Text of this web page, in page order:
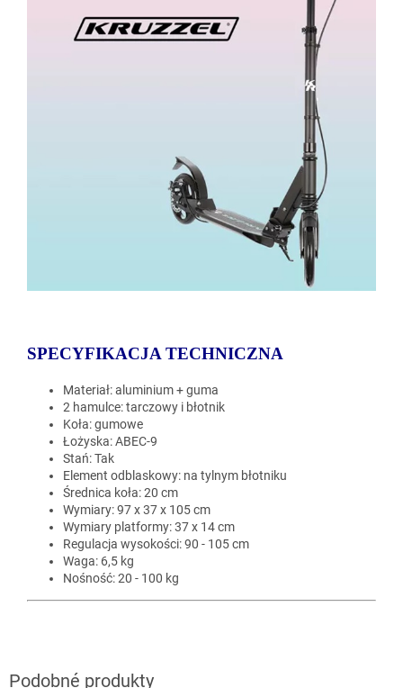
SPECYFIKACJA TECHNICZNA
Materiał: aluminium + guma
2 hamulce: tarczowy i błotnik
Koła: gumowe
Łożyska: ABEC-9
Stań: Tak
Element odblaskowy: na tylnym błotniku
Średnica koła: 20 cm
Wymiary: 97 x 37 x 105 cm
Wymiary platformy: 37 x 14 cm
Regulacja wysokości: 90 - 105 cm
Waga: 6,5 kg
Nośność: 20 - 100 kg